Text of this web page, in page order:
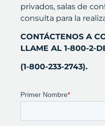
privados, salas de
consulta para la
CONTÁCTENOS A
LLAME AL 1-800-2-
(1-800-233-2743).